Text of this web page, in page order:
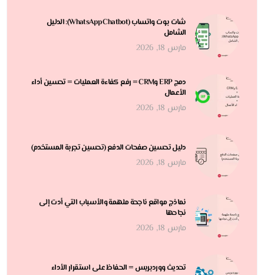
شات بوت واتساب (WhatsApp Chatbot): الدليل
الشامل
مارس 18, 2026
دمج ERP وCRM = رفع كفاءة العمليات = تحسين أداء
الأعمال
مارس 18, 2026
دليل تحسين صفحات الدفع (تحسين تجربة المستخدم)
مارس 18, 2026
نماذج مواقع ناجحة ملهمة والأسباب التي أدت إلى
نجاحها
مارس 18, 2026
تحديث ووردبريس = الحفاظ على استقرار الأداء